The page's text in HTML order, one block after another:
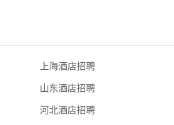
上海酒店招聘
山东酒店招聘
河北酒店招聘